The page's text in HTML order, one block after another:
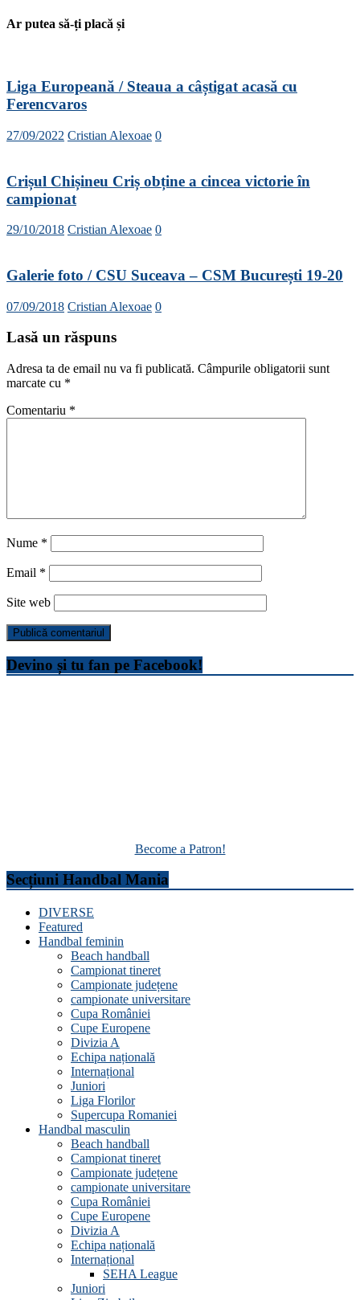
Ar putea să-ți placă și
Liga Europeană / Steaua a câștigat acasă cu
Ferencvaros
27/09/2022 Cristian Alexoae 0
Crișul Chișineu Criș obține a cincea victorie în
campionat
29/10/2018 Cristian Alexoae 0
Galerie foto / CSU Suceava – CSM București 19-20
07/09/2018 Cristian Alexoae 0
Lasă un răspuns
Adresa ta de email nu va fi publicată. Câmpurile obligatorii sunt
marcate cu *
Comentariu *
Nume *
Email *
Site web
Devino și tu fan pe Facebook!
Become a Patron!
Secțiuni Handbal Mania
DIVERSE
Featured
Handbal feminin
Beach handball
Campionat tineret
Campionate județene
campionate universitare
Cupa României
Cupe Europene
Divizia A
Echipa națională
Internațional
Juniori
Liga Florilor
Supercupa Romaniei
Handbal masculin
Beach handball
Campionat tineret
Campionate județene
campionate universitare
Cupa României
Cupe Europene
Divizia A
Echipa națională
Internațional
SEHA League
Juniori